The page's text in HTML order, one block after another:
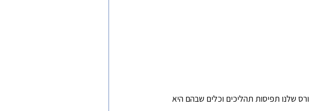
שלנו תפיסות תהליכים וכלים שבהם היא